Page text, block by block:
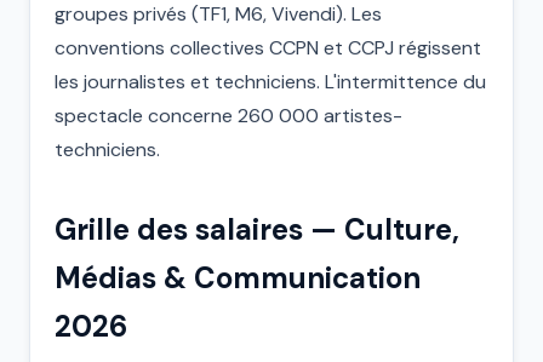
groupes privés (TF1, M6, Vivendi). Les
conventions collectives CCPN et CCPJ régissent
les journalistes et techniciens. L'intermittence du
spectacle concerne 260 000 artistes-
techniciens.
Grille des salaires — Culture,
Médias & Communication
2026